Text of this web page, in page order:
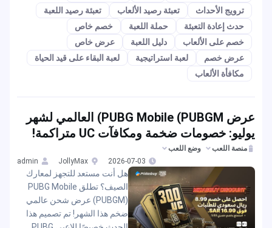
ترويج الأحداث
تعبئة رصيد الألعاب
تعبئة رصيد اللعبة
حدث إعادة التعبئة
حملة اللعبة
خصم خاص
خصم على الألعاب
دليل اللعبة
عرض خاص
عرض خصم
لعبة استراتيجية
لعبة البقاء على قيد الحياة
مكافأة الألعاب
عرض PUBG Mobile (PUBGM) العالمي لشهر
يوليو: خصومات ضخمة ومكافآت UC متراكمة!
منصة اللعب
وضع اللعب
2026-07-03
JollyMax
admin
هل أنت مستعد للتجهز لمعارك
الصيف؟ تطلق PUBG Mobile
(PUBGM) عرض شحن عالمي
ضخم هذا الشهر! تم تصميم هذا